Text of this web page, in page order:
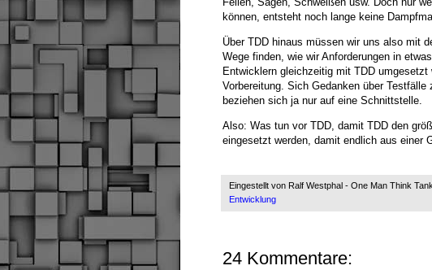
können, entsteht noch lange keine
Über TDD hinaus müssen wir uns also mit
Wege finden, wie wir Anforderungen in
Entwicklern gleichzeitig mit TDD
Vorbereitung. Sich Gedanken über
beziehen sich ja nur auf eine Schnittstelle.
Also: Was tun vor TDD, damit TDD den
eingesetzt werden, damit endlich aus einer
Eingestellt von Ralf Westphal - One Man Think Tank
Entwicklung
24 Kommentare: